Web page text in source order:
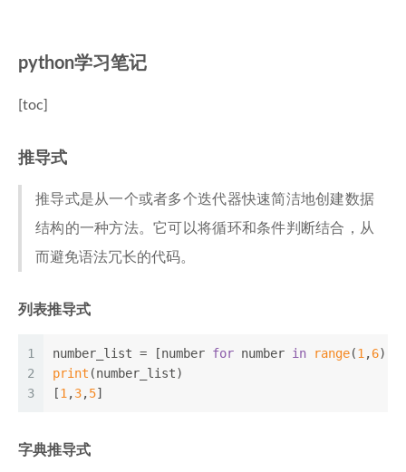
python学习笔记
[toc]
推导式
推导式是从一个或者多个迭代器快速简洁地创建数据
结构的一种方法。它可以将循环和条件判断结合，从
而避免语法冗长的代码。
列表推导式
1
2
3
number_list = [number for number in range(1 ,6)
print (number_list)
[1 ,3,5]
字典推导式